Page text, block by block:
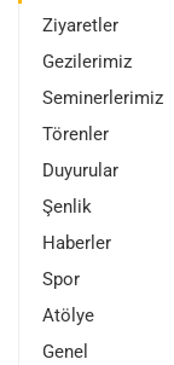
Ziyaretler
Gezilerimiz
Seminerlerimiz
Törenler
Duyurular
Şenlik
Haberler
Spor
Atölye
Genel